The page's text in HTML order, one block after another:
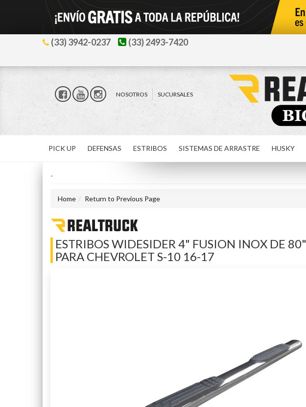
(33) 3942-0237 (33) 2493-7420
NOSOTROS
SUCURSALES
PICK UP DEFENSAS ESTRIBOS SISTEMAS DE ARRASTRE HUSKY
-
Home Return to Previous Page
ESTRIBOS WIDESIDER 4" FUSION INOX DE 80"
PARA CHEVROLET S-10 16-17